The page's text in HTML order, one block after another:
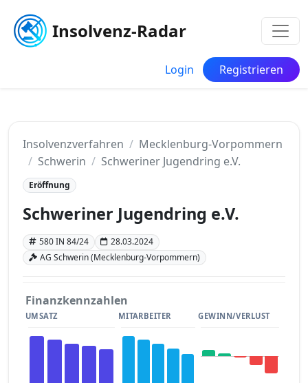
Insolvenz-Radar
Login Registrieren
Insolvenzverfahren
Mecklenburg-Vorpommern
Schwerin
Schweriner Jugendring e.V.
Eröffnung
Schweriner Jugendring e.V.
580 IN 84/24
28.03.2024
AG Schwerin (Mecklenburg-Vorpommern)
Finanzkennzahlen
UMSATZ MITARBEITER GEWINN/VERLUST